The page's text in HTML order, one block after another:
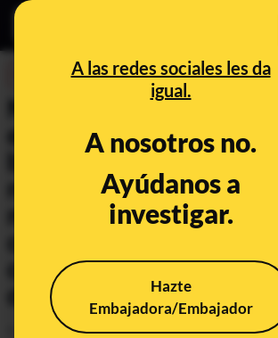
A las redes sociales les da
igual.
A nosotros no.
Ayúdanos a
investigar.
Hazte
Embajadora/Embajador
No, este vídeo de
enfrentamientos entre
bomberos y policías
no se ha grabado
manifestaciones en
circula desde al
de 2020
Publicado elJul 26, 2021, 5:43:56 PM